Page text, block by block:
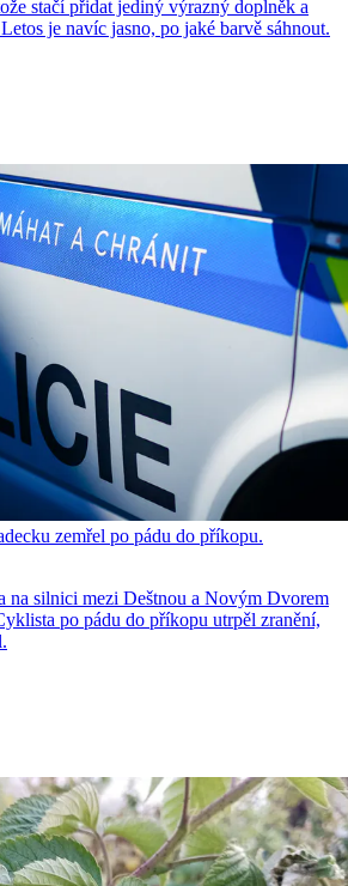
stačí přidat jediný výrazný doplněk a
je navíc jasno, po jaké barvě sáhnout.
zemřel po pádu do příkopu.
na silnici mezi Deštnou a Novým Dvorem
po pádu do příkopu utrpěl zranění,